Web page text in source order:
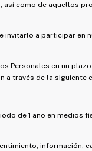
como de aquellos
invitarlo a participar en
Personales en un
a través de la siguiente
de 1 año en medios
información,